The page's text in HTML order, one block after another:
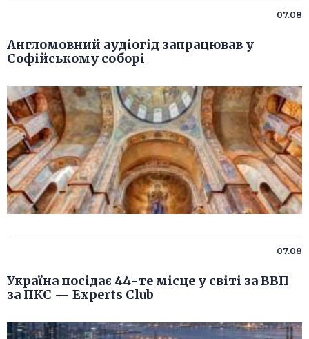
07.08
Англомовний аудіогід запрацював у
Софійському соборі
07.08
Україна посідає 44-те місце у світі за ВВП
за ПКС — Experts Club